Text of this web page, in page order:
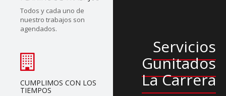
Todos y cada uno de
nuestro trabajos son
agendados.
CUMPLIMOS CON LOS
TIEMPOS
Servicios
Gunitados
La Carrera